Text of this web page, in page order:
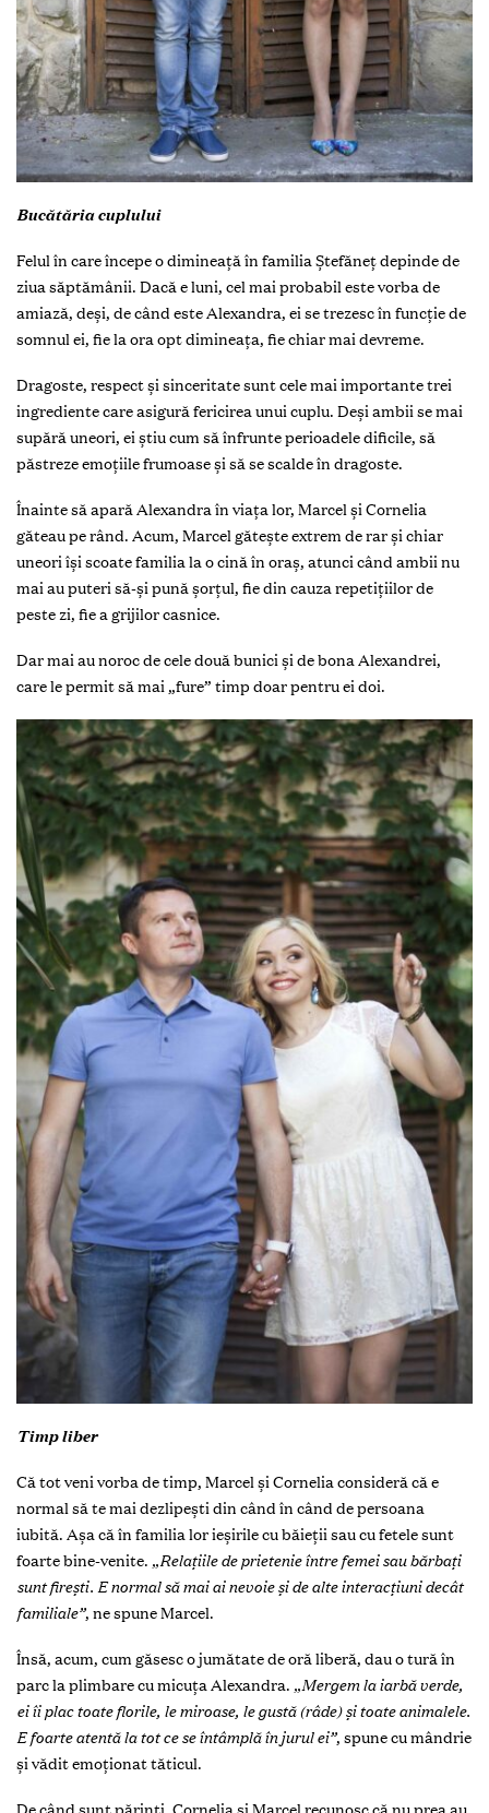
Bucătăria cuplului
Felul în care începe o dimineață în familia Ștefăneț depinde de
ziua săptămânii. Dacă e luni, cel mai probabil este vorba de
amiază, deși, de când este Alexandra, ei se trezesc în funcție de
somnul ei, fie la ora opt dimineața, fie chiar mai devreme.
Dragoste, respect și sinceritate sunt cele mai importante trei
ingrediente care asigură fericirea unui cuplu. Deși ambii se mai
supără uneori, ei știu cum să înfrunte perioadele dificile, să
păstreze emoțiile frumoase și să se scalde în dragoste.
Înainte să apară Alexandra în viața lor, Marcel și Cornelia
găteau pe rând. Acum, Marcel gătește extrem de rar și chiar
uneori își scoate familia la o cină în oraș, atunci când ambii nu
mai au puteri să-și pună șorțul, fie din cauza repetițiilor de
peste zi, fie a grijilor casnice.
Dar mai au noroc de cele două bunici și de bona Alexandrei,
care le permit să mai „fure” timp doar pentru ei doi.
Timp liber
Că tot veni vorba de timp, Marcel și Cornelia consideră că e
normal să te mai dezlipești din când în când de persoana
iubită. Așa că în familia lor ieșirile cu băieții sau cu fetele sunt
foarte bine-venite. „Relațiile de prietenie între femei sau bărbați
sunt firești. E normal să mai ai nevoie și de alte interacțiuni decât
familiale”, ne spune Marcel.
Însă, acum, cum găsesc o jumătate de oră liberă, dau o tură în
parc la plimbare cu micuța Alexandra. „Mergem la iarbă verde,
ei îi plac toate florile, le miroase, le gustă (râde) și toate animalele.
E foarte atentă la tot ce se întâmplă în jurul ei”, spune cu mândrie
și vădit emoționat tăticul.